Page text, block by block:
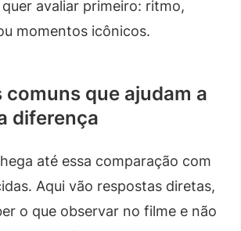
avaliar primeiro: ritmo,
momentos icônicos.
comuns que ajudam a
diferença
até essa comparação com
Aqui vão respostas diretas,
o que observar no filme e não